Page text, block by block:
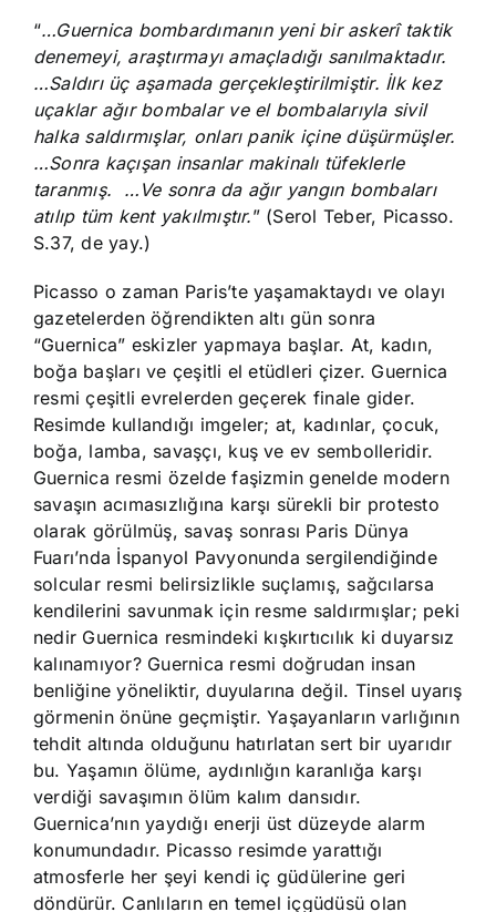
“…Guernica bombardımanın yeni bir askerî taktik
denemeyi, araştırmayı amaçladığı sanılmaktadır.
…Saldırı üç aşamada gerçekleştirilmiştir. İlk kez
uçaklar ağır bombalar ve el bombalarıyla sivil
halka saldırmışlar, onları panik içine düşürmüşler.
…Sonra kaçışan insanlar makinalı tüfeklerle
taranmış. …Ve sonra da ağır yangın bombaları
atılıp tüm kent yakılmıştır.” (Serol Teber, Picasso.
S.37, de yay.)
Picasso o zaman Paris’te yaşamaktaydı ve olayı
gazetelerden öğrendikten altı gün sonra
“Guernica” eskizler yapmaya başlar. At, kadın,
boğa başları ve çeşitli el etüdleri çizer. Guernica
resmi çeşitli evrelerden geçerek finale gider.
Resimde kullandığı imgeler; at, kadınlar, çocuk,
boğa, lamba, savaşçı, kuş ve ev sembolleridir.
Guernica resmi özelde faşizmin genelde modern
savaşın acımasızlığına karşı sürekli bir protesto
olarak görülmüş, savaş sonrası Paris Dünya
Fuarı’nda İspanyol Pavyonunda sergilendiğinde
solcular resmi belirsizlikle suçlamış, sağcılarsa
kendilerini savunmak için resme saldırmışlar; peki
nedir Guernica resmindeki kışkırtıcılık ki duyarsız
kalınamıyor? Guernica resmi doğrudan insan
benliğine yöneliktir, duyularına değil. Tinsel uyarış
görmenin önüne geçmiştir. Yaşayanların varlığının
tehdit altında olduğunu hatırlatan sert bir uyarıdır
bu. Yaşamın ölüme, aydınlığın karanlığa karşı
verdiği savaşımın ölüm kalım dansıdır.
Guernica’nın yaydığı enerji üst düzeyde alarm
konumundadır. Picasso resimde yarattığı
atmosferle her şeyi kendi iç güdülerine geri
döndürür. Canlıların en temel içgüdüsü olan